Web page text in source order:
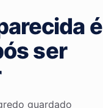
é
ser
guardado